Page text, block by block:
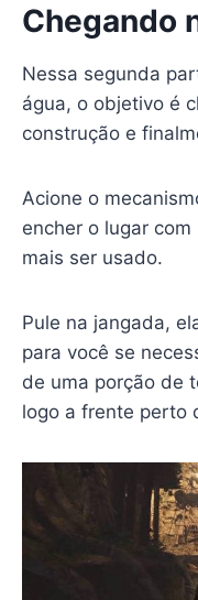
Chegando
Nessa segunda
água, o objetivo é
construção e
Acione o
encher o lugar
mais ser usado.
Pule na jangada,
para você se
de uma porção de
logo a frente perto